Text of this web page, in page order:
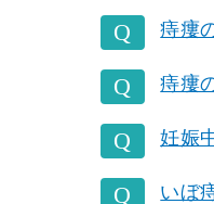
痔瘻
痔瘻
妊娠
いぼ